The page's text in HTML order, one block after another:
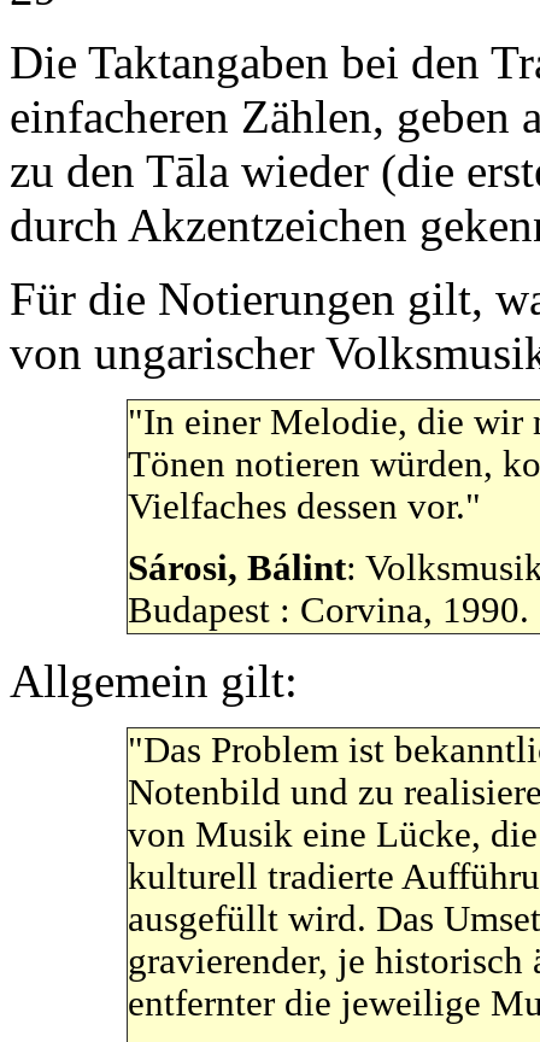
Die Taktangaben bei den
einfacheren Zählen, geben
zu den Tāla wieder (die
durch Akzentzeichen
Für die Notierungen gilt,
von ungarischer
"In einer Melodie, die wir
Tönen notieren würden,
Vielfaches dessen vor."
Sárosi, Bálint:
Budapest : Corvina, 1990.
Allgemein gilt:
"Das Problem ist
Notenbild und zu
von Musik eine Lücke,
kulturell tradierte
ausgefüllt wird. Das
gravierender, je
entfernter die jeweilige